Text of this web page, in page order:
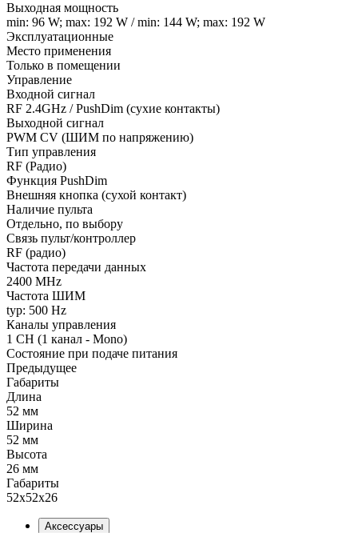
Выходная мощность
min: 96 W; max: 192 W / min: 144 W; max: 192 W
Эксплуатационные
Место применения
Только в помещении
Управление
Входной сигнал
RF 2.4GHz / PushDim (сухие контакты)
Выходной сигнал
PWM СV (ШИМ по напряжению)
Тип управления
RF (Радио)
Функция PushDim
Внешняя кнопка (сухой контакт)
Наличие пульта
Отдельно, по выбору
Связь пульт/контроллер
RF (радио)
Частота передачи данных
2400 MHz
Частота ШИМ
typ: 500 Hz
Каналы управления
1 CH (1 канал - Mono)
Состояние при подаче питания
Предыдущее
Габариты
Длина
52 мм
Ширина
52 мм
Высота
26 мм
Габариты
52x52x26
Аксессуары